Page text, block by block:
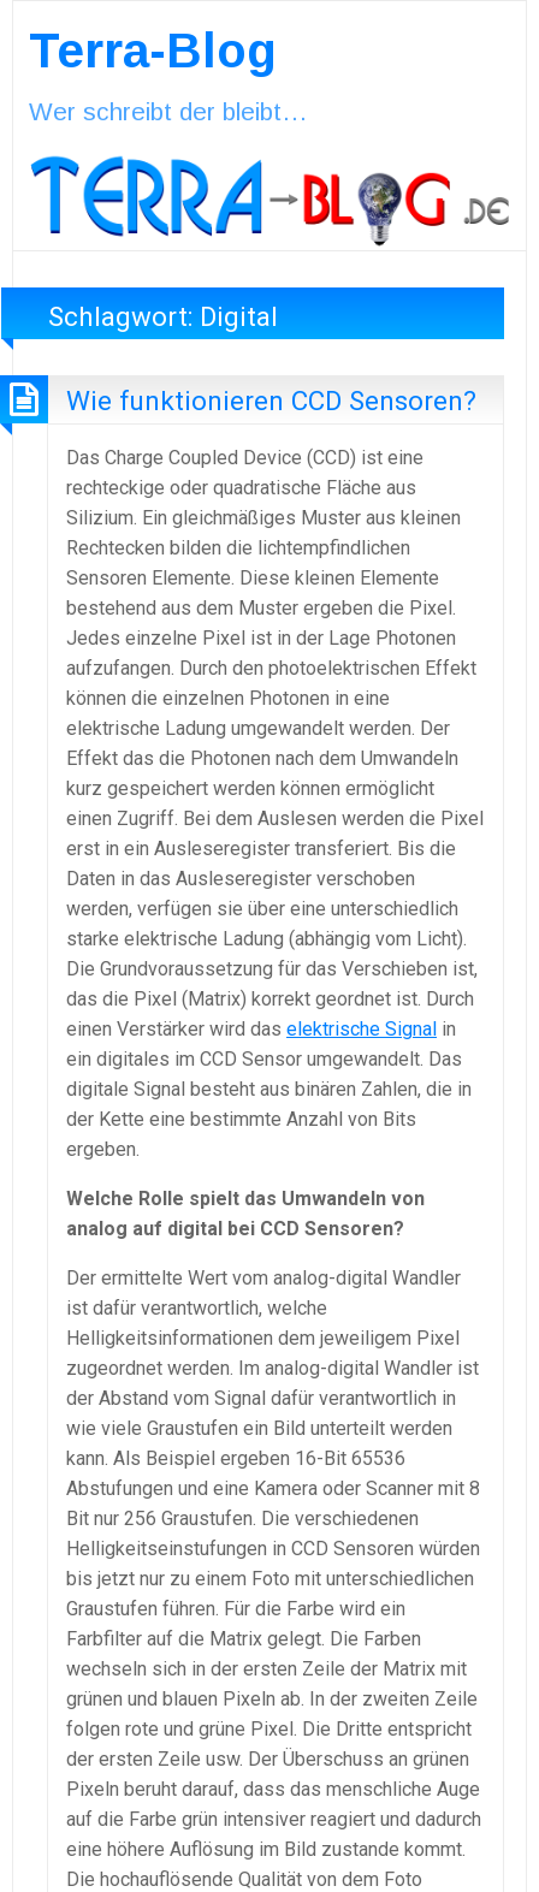
Terra-Blog
Wer schreibt der bleibt…
Schlagwort: Digital
Wie funktionieren CCD Sensoren?
Das Charge Coupled Device (CCD) ist eine
rechteckige oder quadratische Fläche aus
Silizium. Ein gleichmäßiges Muster aus kleinen
Rechtecken bilden die lichtempfindlichen
Sensoren Elemente. Diese kleinen Elemente
bestehend aus dem Muster ergeben die Pixel.
Jedes einzelne Pixel ist in der Lage Photonen
aufzufangen. Durch den photoelektrischen Effekt
können die einzelnen Photonen in eine
elektrische Ladung umgewandelt werden. Der
Effekt das die Photonen nach dem Umwandeln
kurz gespeichert werden können ermöglicht
einen Zugriff. Bei dem Auslesen werden die Pixel
erst in ein Ausleseregister transferiert. Bis die
Daten in das Ausleseregister verschoben
werden, verfügen sie über eine unterschiedlich
starke elektrische Ladung (abhängig vom Licht).
Die Grundvoraussetzung für das Verschieben ist,
das die Pixel (Matrix) korrekt geordnet ist. Durch
einen Verstärker wird das elektrische Signal in
ein digitales im CCD Sensor umgewandelt. Das
digitale Signal besteht aus binären Zahlen, die in
der Kette eine bestimmte Anzahl von Bits
ergeben.
Welche Rolle spielt das Umwandeln von
analog auf digital bei CCD Sensoren?
Der ermittelte Wert vom analog-digital Wandler
ist dafür verantwortlich, welche
Helligkeitsinformationen dem jeweiligem Pixel
zugeordnet werden. Im analog-digital Wandler ist
der Abstand vom Signal dafür verantwortlich in
wie viele Graustufen ein Bild unterteilt werden
kann. Als Beispiel ergeben 16-Bit 65536
Abstufungen und eine Kamera oder Scanner mit 8
Bit nur 256 Graustufen. Die verschiedenen
Helligkeitseinstufungen in CCD Sensoren würden
bis jetzt nur zu einem Foto mit unterschiedlichen
Graustufen führen. Für die Farbe wird ein
Farbfilter auf die Matrix gelegt. Die Farben
wechseln sich in der ersten Zeile der Matrix mit
grünen und blauen Pixeln ab. In der zweiten Zeile
folgen rote und grüne Pixel. Die Dritte entspricht
der ersten Zeile usw. Der Überschuss an grünen
Pixeln beruht darauf, dass das menschliche Auge
auf die Farbe grün intensiver reagiert und dadurch
eine höhere Auflösung im Bild zustande kommt.
Die hochauflösende Qualität von dem Foto